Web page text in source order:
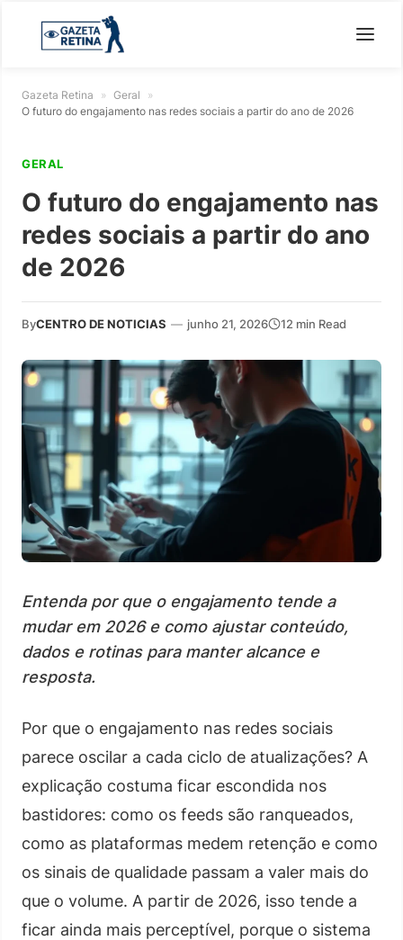
Gazeta Retina » Geral
»
O futuro do engajamento nas redes sociais a partir do ano de 2026
GERAL
O futuro do engajamento nas
redes sociais a partir do ano
de 2026
ByCENTRO DE NOTICIAS — junho 21, 2026 12 min Read
Entenda por que o engajamento tende a
mudar em 2026 e como ajustar conteúdo,
dados e rotinas para manter alcance e
resposta.
Por que o engajamento nas redes sociais
parece oscilar a cada ciclo de atualizações? A
explicação costuma ficar escondida nos
bastidores: como os feeds são ranqueados,
como as plataformas medem retenção e como
os sinais de qualidade passam a valer mais do
que o volume. A partir de 2026, isso tende a
ficar ainda mais perceptível, porque o sistema